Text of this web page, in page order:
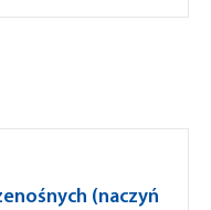
(naczyń